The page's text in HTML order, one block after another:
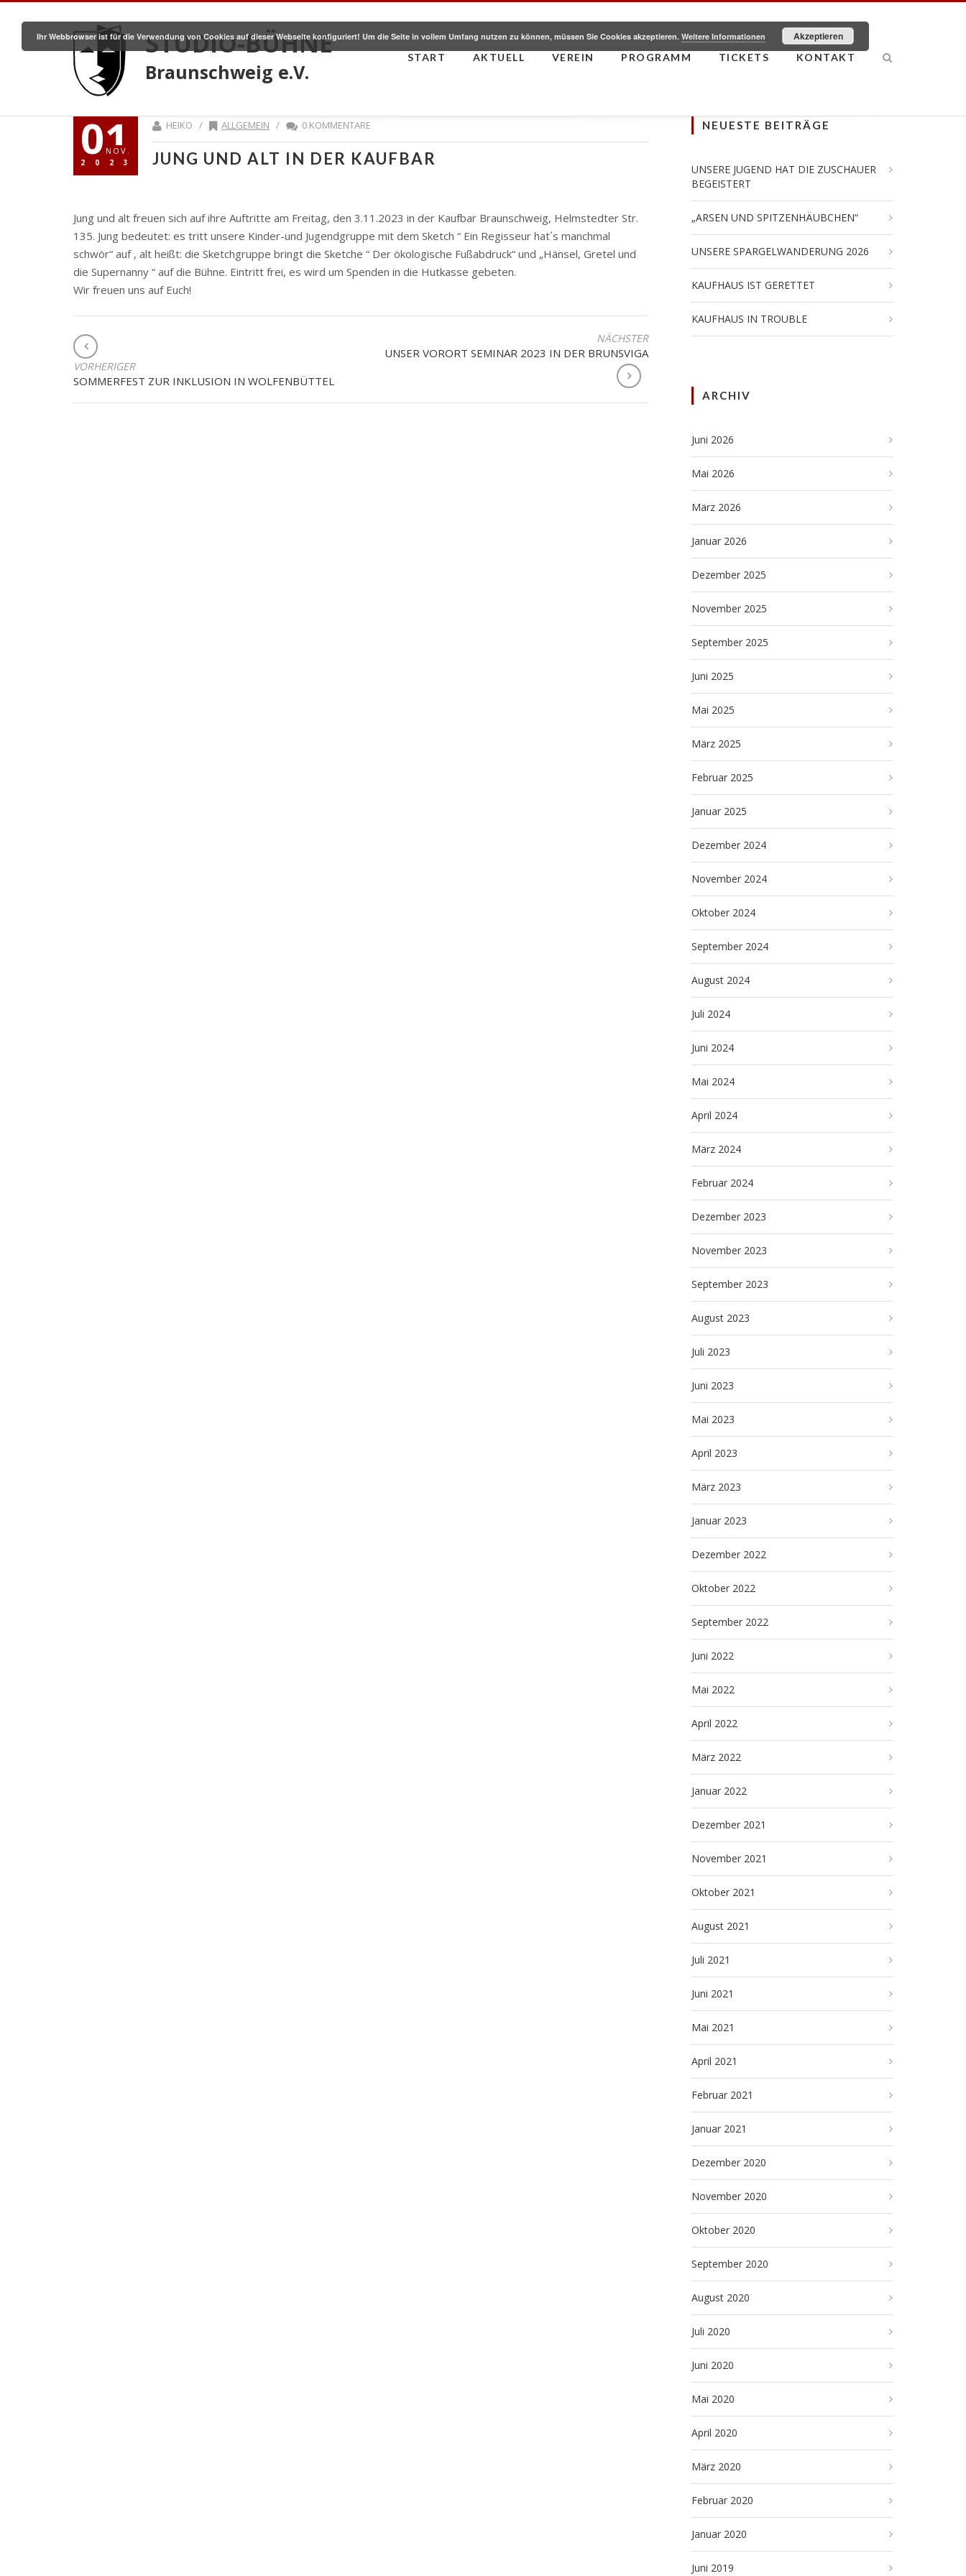
STUDIO-BÜHNE
Braunschweig e.V.
START AKTUELL VEREIN PROGRAMM TICKETS KONTAKT
01
NOV.
2023
HEIKO / ALLGEMEIN / 0 KOMMENTARE
JUNG UND ALT IN DER KAUFBAR
Jung und alt freuen sich auf ihre Auftritte am Freitag, den 3.11.2023 in der Kaufbar Braunschweig, Helmstedter Str.
135. Jung bedeutet: es tritt unsere Kinder-und Jugendgruppe mit dem Sketch “ Ein Regisseur hat´s manchmal
schwör“ auf , alt heißt: die Sketchgruppe bringt die Sketche “ Der ökologische Fußabdruck“ und „Hänsel, Gretel und
die Supernanny “ auf die Bühne. Eintritt frei, es wird um Spenden in die Hutkasse gebeten.
Wir freuen uns auf Euch!
BEITRAGSNAVIGATION
VORHERIGER
SOMMERFEST ZUR INKLUSION IN WOLFENBÜTTEL
NÄCHSTER
UNSER VORORT SEMINAR 2023 IN DER BRUNSVIGA
NEUESTE BEITRÄGE
UNSERE JUGEND HAT DIE ZUSCHAUER
BEGEISTERT
„ARSEN UND SPITZENHÄUBCHEN“
UNSERE SPARGELWANDERUNG 2026
KAUFHAUS IST GERETTET
KAUFHAUS IN TROUBLE
ARCHIV
Juni 2026
Mai 2026
März 2026
Januar 2026
Dezember 2025
November 2025
September 2025
Juni 2025
Mai 2025
März 2025
Februar 2025
Januar 2025
Dezember 2024
November 2024
Oktober 2024
September 2024
August 2024
Juli 2024
Juni 2024
Mai 2024
April 2024
März 2024
Februar 2024
Dezember 2023
November 2023
September 2023
August 2023
Juli 2023
Juni 2023
Mai 2023
April 2023
März 2023
Januar 2023
Dezember 2022
Oktober 2022
September 2022
Juni 2022
Mai 2022
April 2022
März 2022
Januar 2022
Dezember 2021
November 2021
Oktober 2021
August 2021
Juli 2021
Juni 2021
Mai 2021
April 2021
Februar 2021
Januar 2021
Dezember 2020
November 2020
Oktober 2020
September 2020
August 2020
Juli 2020
Juni 2020
Mai 2020
April 2020
März 2020
Februar 2020
Januar 2020
Juni 2019
Ihr Webbrowser ist für die Verwendung von Cookies auf dieser Webseite konfiguriert! Um die Seite in vollem Umfang nutzen zu können, müssen Sie Cookies akzeptieren. Weitere Informationen Akzeptieren